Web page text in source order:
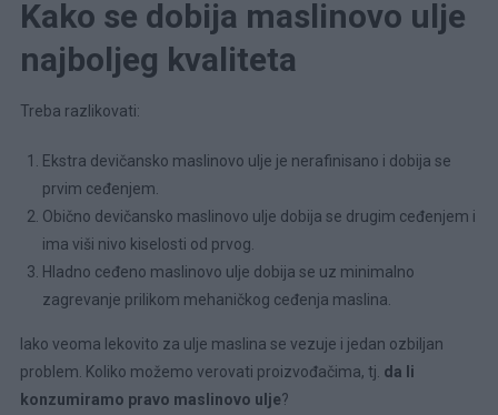
Kako se dobija maslinovo ulje
najboljeg kvaliteta
Treba razlikovati:
Ekstra devičansko maslinovo ulje je nerafinisano i dobija se
prvim ceđenjem.
Obično devičansko maslinovo ulje dobija se drugim ceđenjem i
ima viši nivo kiselosti od prvog.
Hladno ceđeno maslinovo ulje dobija se uz minimalno
zagrevanje prilikom mehaničkog ceđenja maslina.
Iako veoma lekovito za ulje maslina se vezuje i jedan ozbiljan
problem. Koliko možemo verovati proizvođačima, tj. da li
konzumiramo pravo maslinovo ulje?